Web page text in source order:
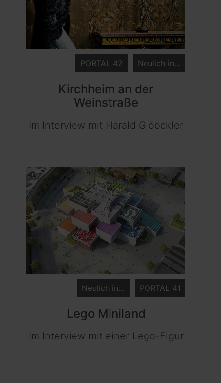
Neulich in…
PORTAL 42
Kirchheim an der
Weinstraße
Im Interview mit Harald Glööckler
PORTAL 41
Neulich in…
Lego Miniland
Im Interview mit einer Lego-Figur